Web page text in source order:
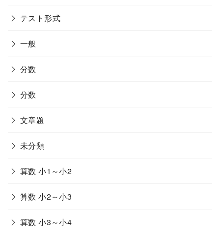
テスト形式
一般
分数
分数
文章題
未分類
算数 小1～小2
算数 小2～小3
算数 小3～小4